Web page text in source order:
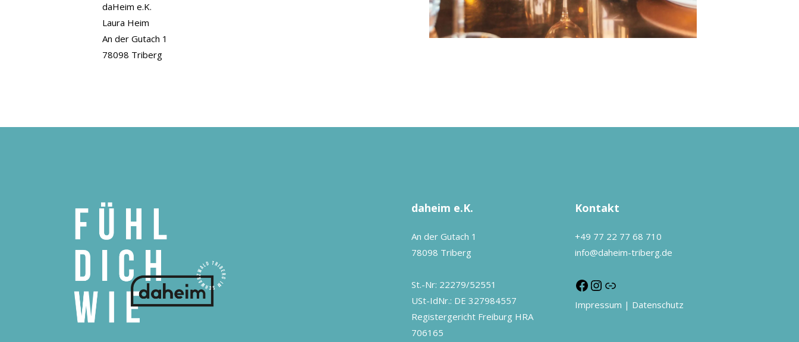
daHeim e.K.
Laura Heim
An der Gutach 1
78098 Triberg
daheim e.K.
An der Gutach 1
78098 Triberg
St.-Nr: 22279/52551
USt-IdNr.: DE 327984557
Registergericht Freiburg HRA
706165
Kontakt
+49 77 22 77 68 710
info@daheim-triberg.de
Impressum | Datenschutz